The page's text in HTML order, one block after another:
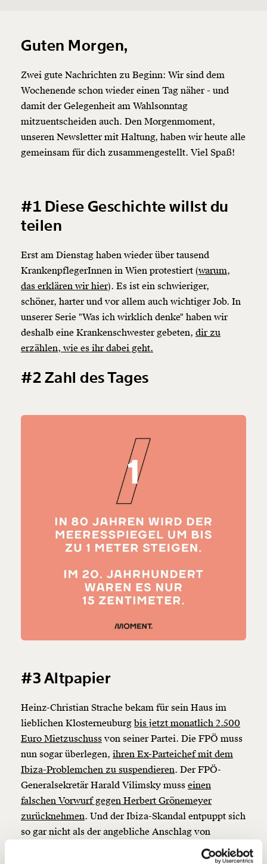
beginnt mit Dir!
WerdeFördermitgliedund wir können gemeinsam
unsere Wirtschaft so gestalten, dass sie für alle
funktioniert. Unsere Recherchen sind für alle frei im
Netz. Unabhängig und werbefrei. Und das wird auch
so bleiben. Kämpf’ mit uns für den Fortschritt und
unterstütze uns mit Deinem Mitgliedsbeitrag.
Du überweist lieber direkt?
Hier unsere IBAN: AT34 4300 0498 0007 6017
Kontoinhaber: Momentum Institut - Verein für
sozialen Fortschritt
Guten Morgen,
Zwei gute Nachrichten zu Beginn: Wir sind dem
Wochenende schon wieder einen Tag näher - und
damit der Gelegenheit am Wahlsonntag
mitzuentscheiden auch. Den Morgenmoment,
unseren Newsletter mit Haltung, haben wir heute alle
gemeinsam für dich zusammengestellt. Viel Spaß!
#1 Diese Geschichte willst du
teilen
Erst am Dienstag haben wieder über tausend
KrankenpflegerInnen in Wien protestiert (warum,
das erklären wir hier). Es ist ein schwieriger,
schöner, harter und vor allem auch wichtiger Job. In
unserer Serie "Was ich wirklich denke" haben wir
deshalb eine Krankenschwester gebeten, dir zu
erzählen, wie es ihr dabei geht.
#2 Zahl des Tages
#3 Altpapier
Heinz-Christian Strache bekam für sein Haus im
lieblichen Klosterneuburg bis jetzt monatlich 2.500
Euro Mietzuschuss von seiner Partei. Die FPÖ muss
nun sogar überlegen, ihren Ex-Parteichef mit dem
Ibiza-Problemchen zu suspendieren. Der FPÖ-
Generalsekretär Harald Vilimsky muss einen
falschen Vorwurf gegen Herbert Grönemeyer
zurücknehmen. Und der Ibiza-Skandal entpuppt sich
so gar nicht als der angebliche Anschlag von
Geheimdiensten oder politischer Gegner der FPÖ,